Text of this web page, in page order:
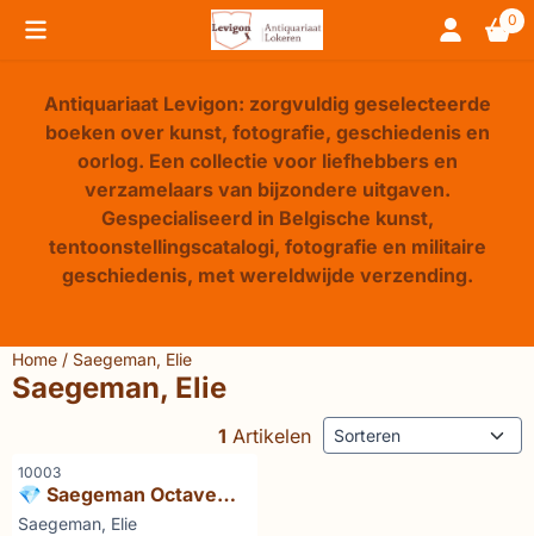
Cookievoorkeuren zijn beschikbaar. Kies instellingen of 0
Antiquariaat Levigon: zorgvuldig geselecteerde
boeken over kunst, fotografie, geschiedenis en
oorlog. Een collectie voor liefhebbers en
verzamelaars van bijzondere uitgaven.
Gespecialiseerd in Belgische kunst,
tentoonstellingscatalogi, fotografie en militaire
geschiedenis, met wereldwijde verzending.
Home / Saegeman, Elie
Saegeman, Elie
1 Artikelen Sorteermethode
Artikelnummer
10003
💎 Saegeman Octave
Landuyt Ricorso
Merk:
Saegeman, Elie